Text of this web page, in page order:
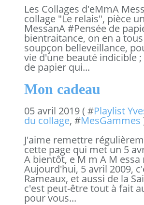
Les Collages d'eMmA
collage "Le relais", pièce
MessanA #Pensée de
bientraitance, on en a
soupçon belleveillance,
vie d'une beauté indicible
de papier qui...
Mon cadeau
05 avril 2019 ( #Playlist
du collage, #MesGammes
J'aime remettre
cette page qui met un 5
A bientôt, e M m A M
Aujourd'hui, 5 avril 2009,
Rameaux, et aussi de la
c'est peut-être tout à fait
pour vous...